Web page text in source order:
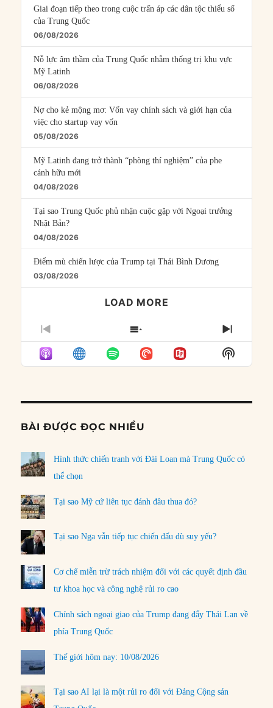
Giai đoạn tiếp theo trong cuộc trấn áp các dân tộc thiểu số
của Trung Quốc
06/08/2026
Nỗ lực âm thầm của Trung Quốc nhằm thống trị khu vực
Mỹ Latinh
06/08/2026
Nợ cho kẻ mộng mơ: Vốn vay chính sách và giới hạn của
việc cho startup vay vốn
05/08/2026
Mỹ Latinh đang trở thành “phòng thí nghiệm” của phe
cánh hữu mới
04/08/2026
Tại sao Trung Quốc phủ nhận cuộc gặp với Ngoại trưởng
Nhật Bản?
04/08/2026
Điểm mù chiến lược của Trump tại Thái Bình Dương
03/08/2026
LOAD MORE
PREVIOUS
EPISODE
SHOW
EPISODES
LIST
NEXT
Show
Podcast
BÀI ĐƯỢC ĐỌC NHIỀU
Hình thức chiến tranh với Đài Loan mà Trung Quốc có
thể chọn
Tại sao Mỹ cứ liên tục đánh đâu thua đó?
Tại sao Nga vẫn tiếp tục chiến đấu dù suy yếu?
Cơ chế miễn trừ trách nhiệm đối với các quyết định đầu
tư khoa học và công nghệ rủi ro cao
Chính sách ngoại giao của Trump đang đẩy Thái Lan về
phía Trung Quốc
Thế giới hôm nay: 10/08/2026
Tại sao AI lại là một rủi ro đối với Đảng Cộng sản